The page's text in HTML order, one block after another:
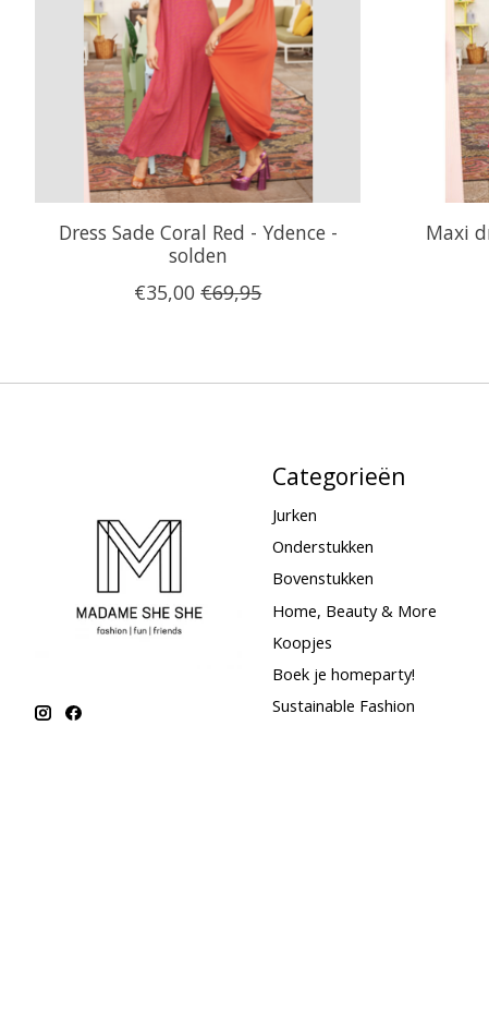
Dress Sade Coral Red - Ydence -
solden
€35,00 €69,95
Maxi
Categorieën
Jurken
Onderstukken
Bovenstukken
Home, Beauty & More
Koopjes
Boek je homeparty!
Sustainable Fashion